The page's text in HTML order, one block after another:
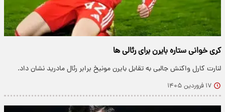
کری خوانی ستاره بایرن برای رئالی ها
لنارت کارل واکنش جالبی به تقابل بایرن مونیخ برابر رئال مادرید نشان داد.
۱۷ فروردین ۱۴۰۵